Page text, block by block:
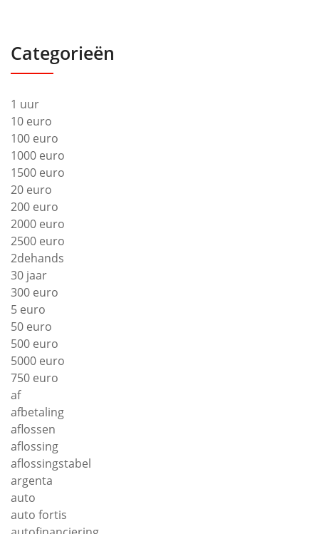
Categorieën
1 uur
10 euro
100 euro
1000 euro
1500 euro
20 euro
200 euro
2000 euro
2500 euro
2dehands
30 jaar
300 euro
5 euro
50 euro
500 euro
5000 euro
750 euro
af
afbetaling
aflossen
aflossing
aflossingstabel
argenta
auto
auto fortis